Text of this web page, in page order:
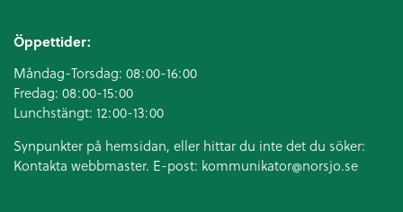
Öppettider:
Måndag-Torsdag: 08:00-16:00
Fredag: 08:00-15:00
Lunchstängt: 12:00-13:00
Synpunkter på hemsidan, eller hittar du inte det du söker:
Kontakta webbmaster. E-post: kommunikator@norsjo.se